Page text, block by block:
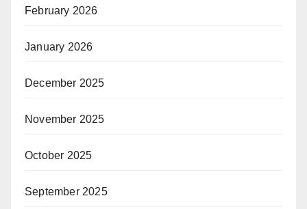
February 2026
January 2026
December 2025
November 2025
October 2025
September 2025